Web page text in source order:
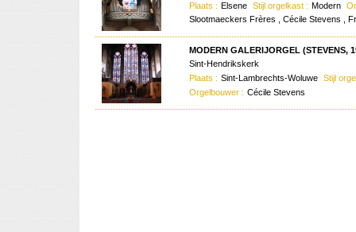
Plaats : Elsene Stijl orgelkast : Modern
Slootmaeckers Frères , Cécile Stevens ,
MODERN GALERIJORGEL (STEVENS,
Sint-Hendrikskerk
Plaats : Sint-Lambrechts-Woluwe Stijl
Orgelbouwer : Cécile Stevens